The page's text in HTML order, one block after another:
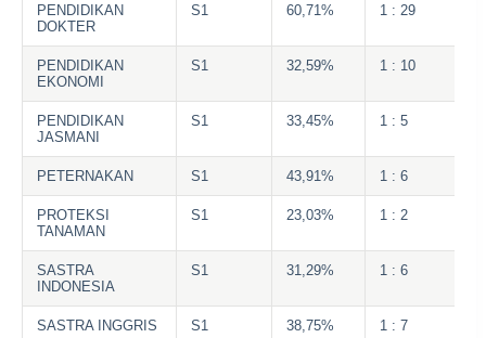
PENDIDIKAN
DOKTER
S1 60,71% 1 : 29
PENDIDIKAN
EKONOMI
S1 32,59% 1 : 10
PENDIDIKAN
JASMANI
S1 33,45% 1 : 5
PETERNAKAN S1 43,91% 1 : 6
PROTEKSI
TANAMAN
S1 23,03% 1 : 2
SASTRA
INDONESIA
S1 31,29% 1 : 6
SASTRA INGGRIS S1 38,75% 1 : 7